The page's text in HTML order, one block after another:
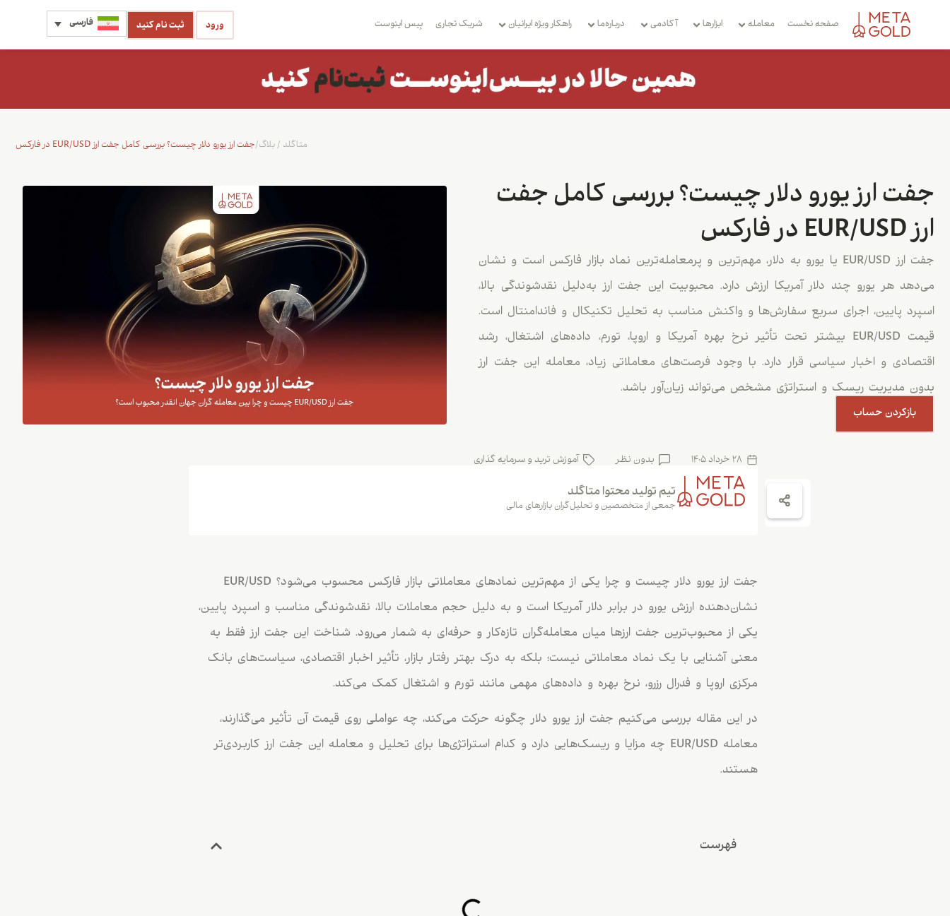
صفحه نخست معامله ابزارها آکادمی درباره‌ما راهکار ویژه ایرانیان شریک تجاری بِیس اینوست فارسی ثبت نام کنید ورود
جفت ارز یورو دلار چیست؟ بررسی کامل جفت ارز EUR/USD در فارکس متاگلد /بلاگ/
جفت ارز یورو دلار چیست؟ بررسی کامل جفت
ارز EUR/USD در فارکس
جفت ارز EUR/USD یا یورو به دلار، مهم‌ترین و پرمعامله‌ترین نماد بازار فارکس است و نشان
می‌دهد هر یورو چند دلار آمریکا ارزش دارد. محبوبیت این جفت ارز به‌دلیل نقدشوندگی بالا،
اسپرد پایین، اجرای سریع سفارش‌ها و واکنش مناسب به تحلیل تکنیکال و فاندامنتال است.
قیمت EUR/USD بیشتر تحت تأثیر نرخ بهره آمریکا و اروپا، تورم، داده‌های اشتغال، رشد
اقتصادی و اخبار سیاسی قرار دارد. با وجود فرصت‌های معاملاتی زیاد، معامله این جفت ارز
بدون مدیریت ریسک و استراتژی مشخص می‌تواند زیان‌آور باشد.
بازکردن حساب
28 خرداد 1405 بدون نظر آموزش ترید و سرمایه گذاری
تیم تولید محتوا متاگلد
جمعی از متخصصین و تحلیل‌گران بازارهای مالی
جفت ارز یورو دلار چیست و چرا یکی از مهم‌ترین نمادهای معاملاتی بازار فارکس محسوب می‌شود؟ EUR/USD
نشان‌دهنده ارزش یورو در برابر دلار آمریکا است و به دلیل حجم معاملات بالا، نقدشوندگی مناسب و اسپرد پایین،
یکی از محبوب‌ترین جفت ارزها میان معامله‌گران تازه‌کار و حرفه‌ای به شمار می‌رود. شناخت این جفت ارز فقط به
معنی آشنایی با یک نماد معاملاتی نیست؛ بلکه به درک بهتر رفتار بازار، تأثیر اخبار اقتصادی، سیاست‌های بانک
مرکزی اروپا و فدرال رزرو، نرخ بهره و داده‌های مهمی مانند تورم و اشتغال کمک می‌کند.
در این مقاله بررسی می‌کنیم جفت ارز یورو دلار چگونه حرکت می‌کند، چه عواملی روی قیمت آن تأثیر می‌گذارند،
معامله EUR/USD چه مزایا و ریسک‌هایی دارد و کدام استراتژی‌ها برای تحلیل و معامله این جفت ارز کاربردی‌تر
هستند.
فهرست